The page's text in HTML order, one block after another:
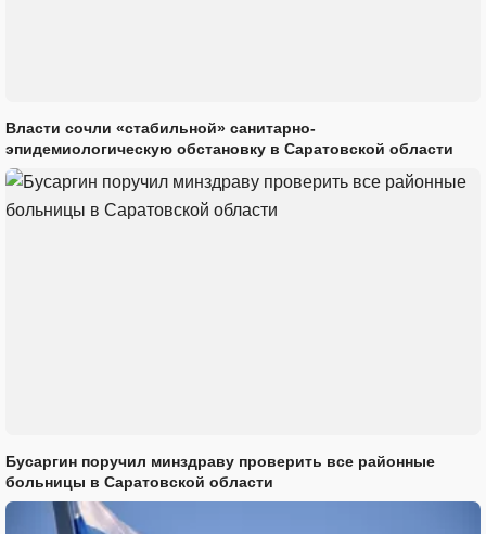
Власти сочли «стабильной» санитарно-
эпидемиологическую обстановку в Саратовской области
Бусаргин поручил минздраву проверить все районные
больницы в Саратовской области